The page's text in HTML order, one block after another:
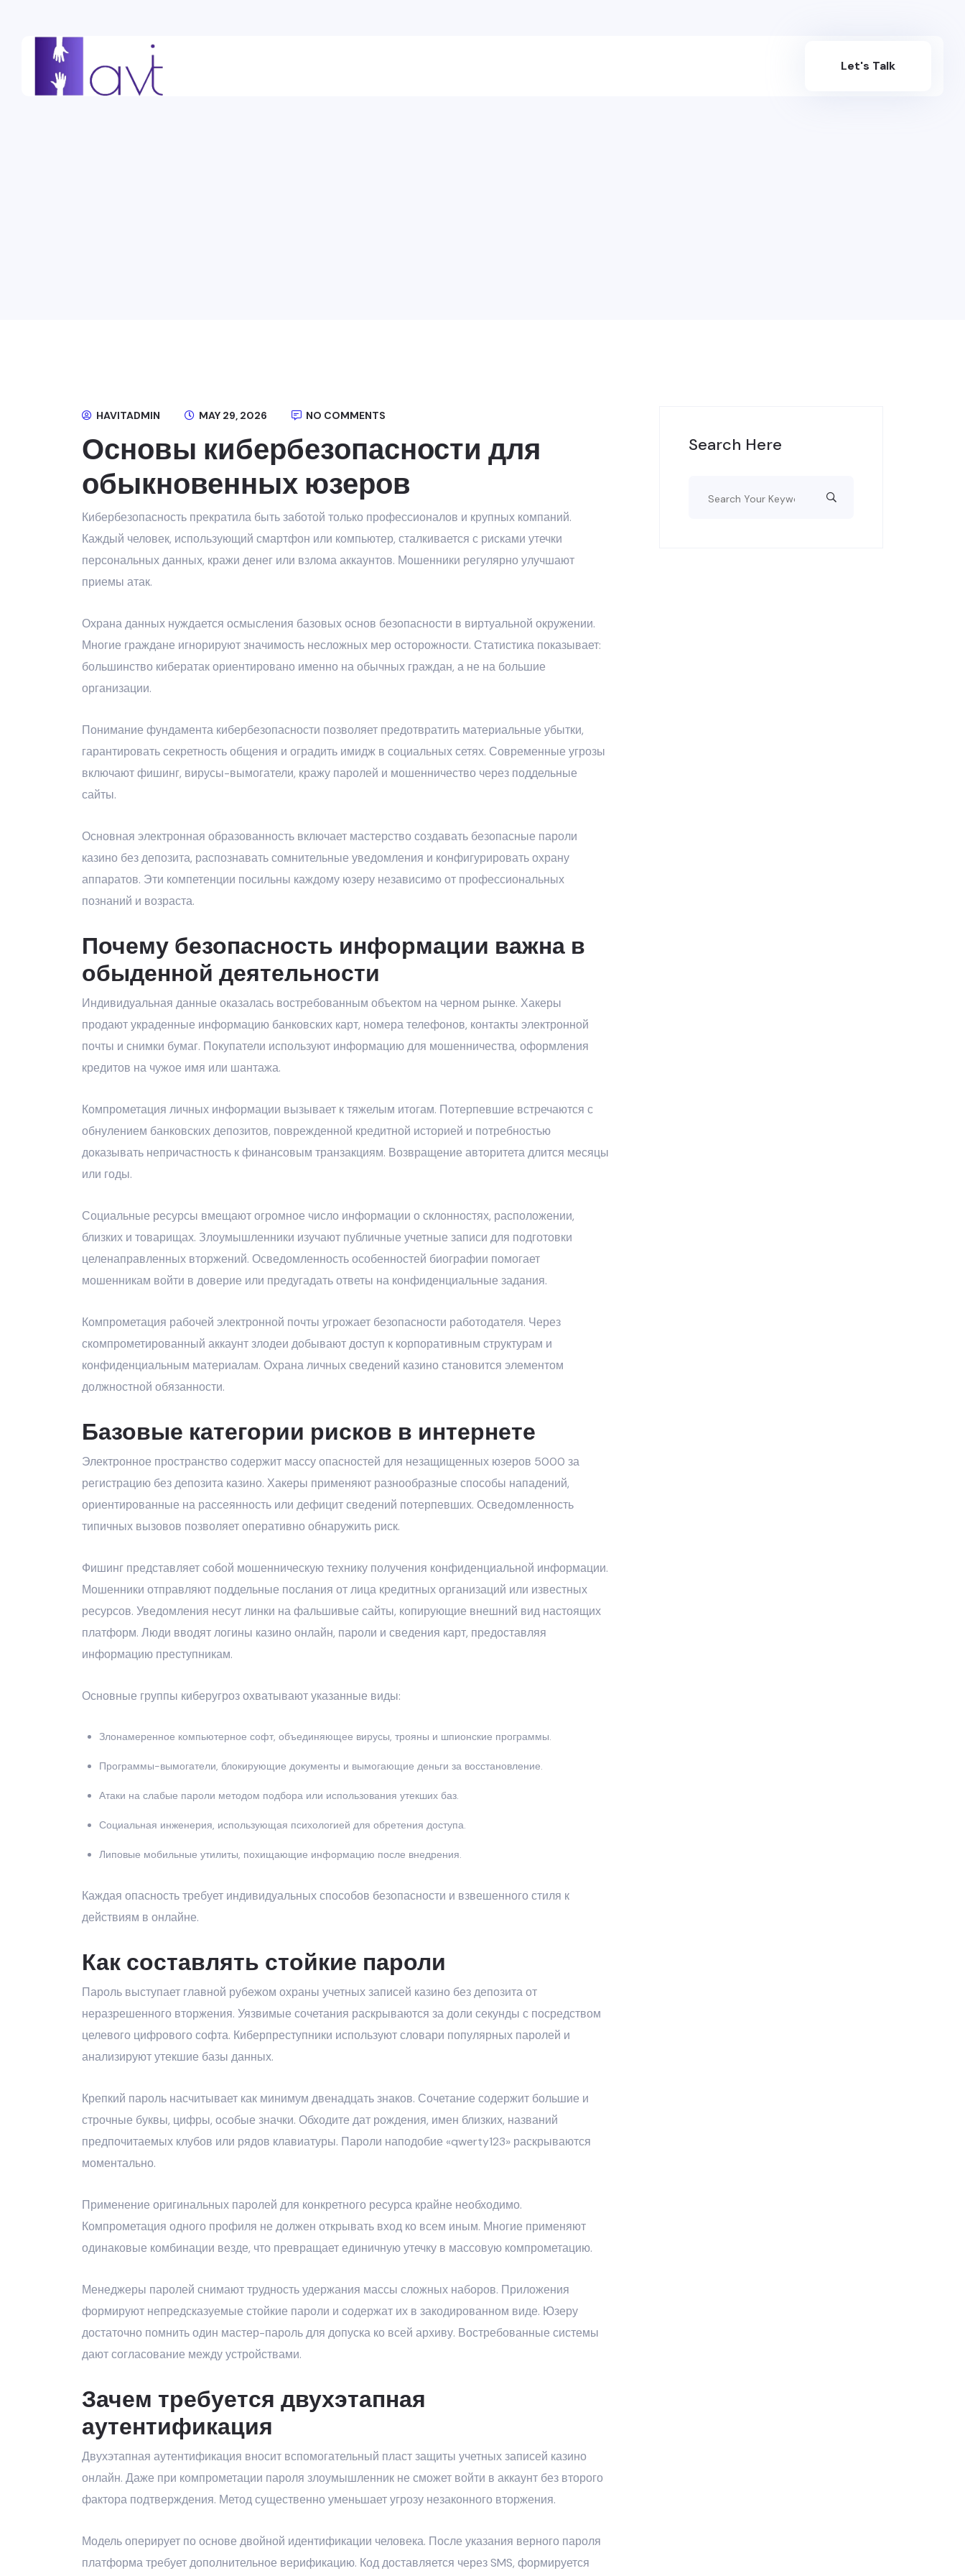
Let's Talk
HAVITADMIN MAY 29, 2026 NO COMMENTS
Основы кибербезопасности для
обыкновенных юзеров
Кибербезопасность прекратила быть заботой только профессионалов и крупных компаний.
Каждый человек, использующий смартфон или компьютер, сталкивается с рисками утечки
персональных данных, кражи денег или взлома аккаунтов. Мошенники регулярно улучшают
приемы атак.
Охрана данных нуждается осмысления базовых основ безопасности в виртуальной окружении.
Многие граждане игнорируют значимость несложных мер осторожности. Статистика показывает:
большинство кибератак ориентировано именно на обычных граждан, а не на большие
организации.
Понимание фундамента кибербезопасности позволяет предотвратить материальные убытки,
гарантировать секретность общения и оградить имидж в социальных сетях. Современные угрозы
включают фишинг, вирусы-вымогатели, кражу паролей и мошенничество через поддельные
сайты.
Основная электронная образованность включает мастерство создавать безопасные пароли
казино без депозита, распознавать сомнительные уведомления и конфигурировать охрану
аппаратов. Эти компетенции посильны каждому юзеру независимо от профессиональных
познаний и возраста.
Почему безопасность информации важна в
обыденной деятельности
Индивидуальная данные оказалась востребованным объектом на черном рынке. Хакеры
продают украденные информацию банковских карт, номера телефонов, контакты электронной
почты и снимки бумаг. Покупатели используют информацию для мошенничества, оформления
кредитов на чужое имя или шантажа.
Компрометация личных информации вызывает к тяжелым итогам. Потерпевшие встречаются с
обнулением банковских депозитов, поврежденной кредитной историей и потребностью
доказывать непричастность к финансовым транзакциям. Возвращение авторитета длится месяцы
или годы.
Социальные ресурсы вмещают огромное число информации о склонностях, расположении,
близких и товарищах. Злоумышленники изучают публичные учетные записи для подготовки
целенаправленных вторжений. Осведомленность особенностей биографии помогает
мошенникам войти в доверие или предугадать ответы на конфиденциальные задания.
Компрометация рабочей электронной почты угрожает безопасности работодателя. Через
скомпрометированный аккаунт злодеи добывают доступ к корпоративным структурам и
конфиденциальным материалам. Охрана личных сведений казино становится элементом
должностной обязанности.
Базовые категории рисков в интернете
Электронное пространство содержит массу опасностей для незащищенных юзеров 5000 за
регистрацию без депозита казино. Хакеры применяют разнообразные способы нападений,
ориентированные на рассеянность или дефицит сведений потерпевших. Осведомленность
типичных вызовов позволяет оперативно обнаружить риск.
Фишинг представляет собой мошенническую технику получения конфиденциальной информации.
Мошенники отправляют поддельные послания от лица кредитных организаций или известных
ресурсов. Уведомления несут линки на фальшивые сайты, копирующие внешний вид настоящих
платформ. Люди вводят логины казино онлайн, пароли и сведения карт, предоставляя
информацию преступникам.
Основные группы киберугроз охватывают указанные виды:
Злонамеренное компьютерное софт, объединяющее вирусы, трояны и шпионские программы.
Программы-вымогатели, блокирующие документы и вымогающие деньги за восстановление.
Атаки на слабые пароли методом подбора или использования утекших баз.
Социальная инженерия, использующая психологией для обретения доступа.
Липовые мобильные утилиты, похищающие информацию после внедрения.
Каждая опасность требует индивидуальных способов безопасности и взвешенного стиля к
действиям в онлайне.
Как составлять стойкие пароли
Пароль выступает главной рубежом охраны учетных записей казино без депозита от
неразрешенного вторжения. Уязвимые сочетания раскрываются за доли секунды с посредством
целевого цифрового софта. Киберпреступники используют словари популярных паролей и
анализируют утекшие базы данных.
Крепкий пароль насчитывает как минимум двенадцать знаков. Сочетание содержит большие и
строчные буквы, цифры, особые значки. Обходите дат рождения, имен близких, названий
предпочитаемых клубов или рядов клавиатуры. Пароли наподобие «qwerty123» раскрываются
моментально.
Применение оригинальных паролей для конкретного ресурса крайне необходимо.
Компрометация одного профиля не должен открывать вход ко всем иным. Многие применяют
одинаковые комбинации везде, что превращает единичную утечку в массовую компрометацию.
Менеджеры паролей снимают трудность удержания массы сложных наборов. Приложения
формируют непредсказуемые стойкие пароли и содержат их в закодированном виде. Юзеру
достаточно помнить один мастер-пароль для допуска ко всей архиву. Востребованные системы
дают согласование между устройствами.
Зачем требуется двухэтапная
аутентификация
Двухэтапная аутентификация вносит вспомогательный пласт защиты учетных записей казино
онлайн. Даже при компрометации пароля злоумышленник не сможет войти в аккаунт без второго
фактора подтверждения. Метод существенно уменьшает угрозу незаконного вторжения.
Модель оперирует по основе двойной идентификации человека. После указания верного пароля
платформа требует дополнительное верификацию. Код доставляется через SMS, формируется
Search Here